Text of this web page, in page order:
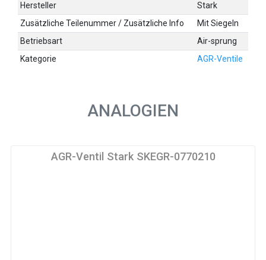
Hersteller
Stark
Zusätzliche Teilenummer / Zusätzliche Info
Mit Siegeln
Betriebsart
Air-sprung
Kategorie
AGR-Ventile
ANALOGIEN
AGR-Ventil Stark SKEGR-0770210